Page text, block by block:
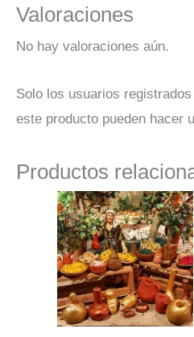
Valoraciones
No hay valoraciones aún.
Solo los usuarios
este producto pueden hacer
Productos